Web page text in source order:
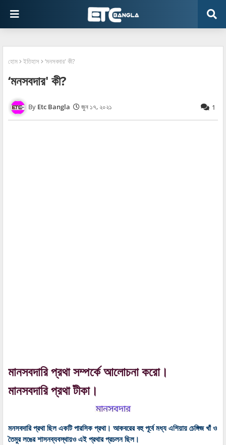
হোম ইতিহাস ‘মনসবদার' কী?
‘মনসবদার' কী?
Etc Bangla জুন ১৭, ২০২১ 1
মানসবদারি প্রথা সম্পর্কে আলোচনা করো।
মানসবদারি প্রথা টীকা।
মনসবদারি প্রথা ছিল একটি পারসিক প্রথা। আকবরের বহু পূর্বে মধ্য এশিয়ায় চেঙ্গিজ খাঁ ও
তৈমুর লঙের শাসনব্যবস্থায়ও এই প্রথার প্রচলন ছিল।